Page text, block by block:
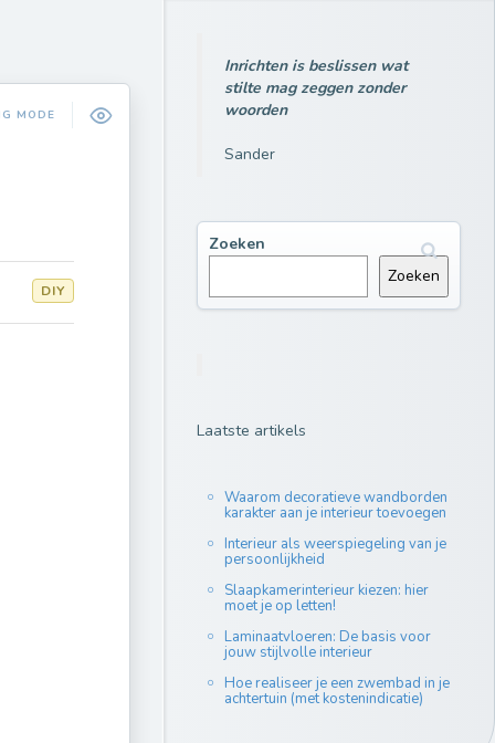
MODE
DIY
Inrichten is beslissen wat
stilte mag zeggen zonder
woorden
Sander
Zoeken
Zoeken
Laatste artikels
Waarom decoratieve wandborden
karakter aan je interieur toevoegen
Interieur als weerspiegeling van je
persoonlijkheid
Slaapkamerinterieur kiezen: hier
moet je op letten!
Laminaatvloeren: De basis voor
jouw stijlvolle interieur
Hoe realiseer je een zwembad in je
achtertuin (met kostenindicatie)